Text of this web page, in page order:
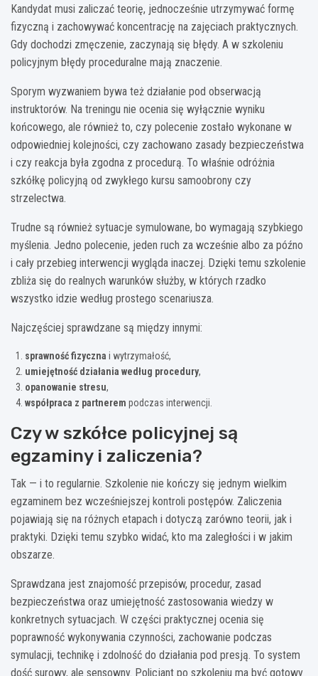
Kandydat musi zaliczać teorię, jednocześnie utrzymywać formę
fizyczną i zachowywać koncentrację na zajęciach praktycznych.
Gdy dochodzi zmęczenie, zaczynają się błędy. A w szkoleniu
policyjnym błędy proceduralne mają znaczenie.
Sporym wyzwaniem bywa też działanie pod obserwacją
instruktorów. Na treningu nie ocenia się wyłącznie wyniku
końcowego, ale również to, czy polecenie zostało wykonane w
odpowiedniej kolejności, czy zachowano zasady bezpieczeństwa
i czy reakcja była zgodna z procedurą. To właśnie odróżnia
szkółkę policyjną od zwykłego kursu samoobrony czy
strzelectwa.
Trudne są również sytuacje symulowane, bo wymagają szybkiego
myślenia. Jedno polecenie, jeden ruch za wcześnie albo za późno
i cały przebieg interwencji wygląda inaczej. Dzięki temu szkolenie
zbliża się do realnych warunków służby, w których rzadko
wszystko idzie według prostego scenariusza.
Najczęściej sprawdzane są między innymi:
sprawność fizyczna i wytrzymałość,
umiejętność działania według procedury,
opanowanie stresu,
współpraca z partnerem podczas interwencji.
Czy w szkółce policyjnej są
egzaminy i zaliczenia?
Tak — i to regularnie. Szkolenie nie kończy się jednym wielkim
egzaminem bez wcześniejszej kontroli postępów. Zaliczenia
pojawiają się na różnych etapach i dotyczą zarówno teorii, jak i
praktyki. Dzięki temu szybko widać, kto ma zaległości i w jakim
obszarze.
Sprawdzana jest znajomość przepisów, procedur, zasad
bezpieczeństwa oraz umiejętność zastosowania wiedzy w
konkretnych sytuacjach. W części praktycznej ocenia się
poprawność wykonywania czynności, zachowanie podczas
symulacji, technikę i zdolność do działania pod presją. To system
dość surowy, ale sensowny. Policjant po szkoleniu ma być gotowy